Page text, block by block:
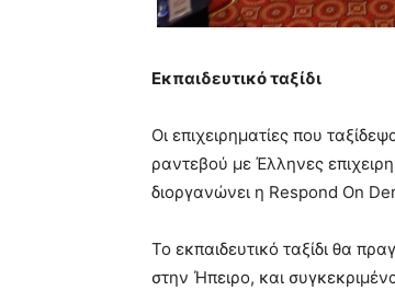
Εκπαιδευτικό ταξίδι
Οι επιχειρηματίες που
ραντεβού με Έλληνες
διοργανώνει η Respond On
Το εκπαιδευτικό ταξίδι θα
στην Ήπειρο, και